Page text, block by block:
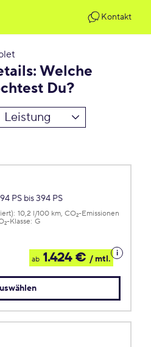
Kontakt
Welche
Du?
Leistung
PS bis 394 PS
10,2 l/100 km CO2-Emissionen
2-Klasse: G
ab 1.424 € / mtl.
Details
zum